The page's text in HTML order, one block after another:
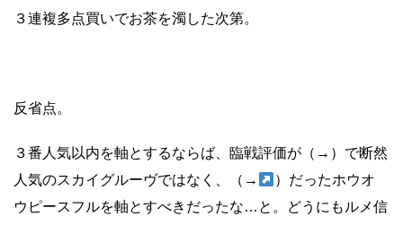
３連複多点買いでお茶を濁した次第。
反省点。
３番人気以内を軸とするならば、臨戦評価が（→）で断然
人気のスカイグルーヴではなく、（→
）だったホウオ
ウピースフルを軸とすべきだったな…と。どうにもルメ信